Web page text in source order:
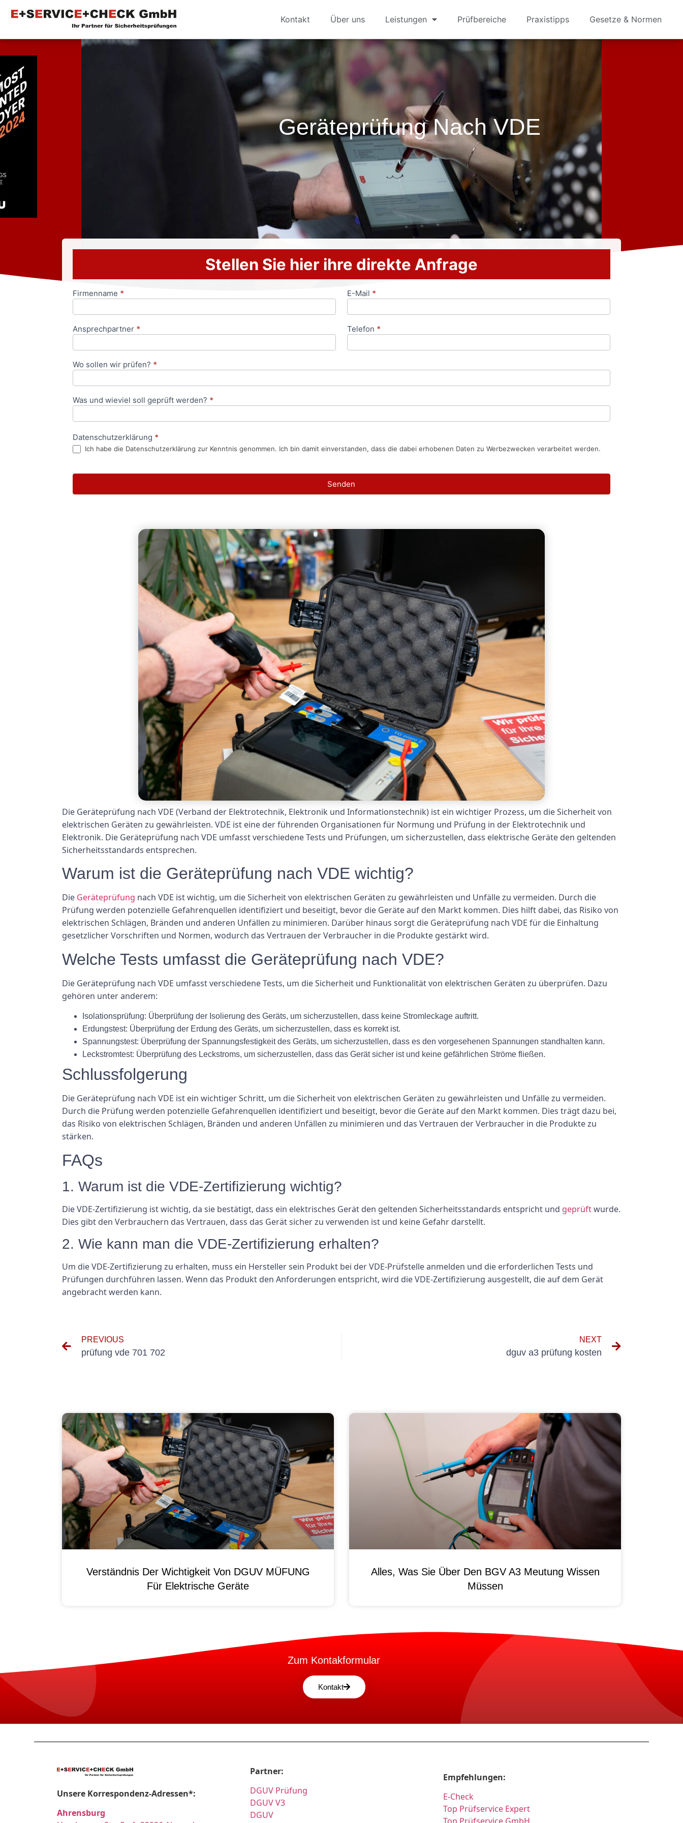
Kontakt Über uns Leistungen Prüfbereiche Praxistipps Gesetze & Normen
Geräteprüfung Nach VDE
Stellen Sie hier ihre direkte Anfrage
Anfrageformular
Firmenname * E-Mail *
Ansprechpartner * Telefon *
Wo sollen wir prüfen? *
Was und wieviel soll geprüft werden? *
Datenschutzerklärung *
Ich habe die Datenschutzerklärung zur Kenntnis genommen. Ich bin damit einverstanden, dass die dabei erhobenen Daten zu Werbezwecken verarbeitet werden.
Senden
Die Geräteprüfung nach VDE (Verband der Elektrotechnik, Elektronik und Informationstechnik) ist ein wichtiger Prozess, um die Sicherheit von
elektrischen Geräten zu gewährleisten. VDE ist eine der führenden Organisationen für Normung und Prüfung in der Elektrotechnik und
Elektronik. Die Geräteprüfung nach VDE umfasst verschiedene Tests und Prüfungen, um sicherzustellen, dass elektrische Geräte den geltenden
Sicherheitsstandards entsprechen.
Warum ist die Geräteprüfung nach VDE wichtig?
Die Geräteprüfung nach VDE ist wichtig, um die Sicherheit von elektrischen Geräten zu gewährleisten und Unfälle zu vermeiden. Durch die
Prüfung werden potenzielle Gefahrenquellen identifiziert und beseitigt, bevor die Geräte auf den Markt kommen. Dies hilft dabei, das Risiko von
elektrischen Schlägen, Bränden und anderen Unfällen zu minimieren. Darüber hinaus sorgt die Geräteprüfung nach VDE für die Einhaltung
gesetzlicher Vorschriften und Normen, wodurch das Vertrauen der Verbraucher in die Produkte gestärkt wird.
Welche Tests umfasst die Geräteprüfung nach VDE?
Die Geräteprüfung nach VDE umfasst verschiedene Tests, um die Sicherheit und Funktionalität von elektrischen Geräten zu überprüfen. Dazu
gehören unter anderem:
Isolationsprüfung: Überprüfung der Isolierung des Geräts, um sicherzustellen, dass keine Stromleckage auftritt.
Erdungstest: Überprüfung der Erdung des Geräts, um sicherzustellen, dass es korrekt ist.
Spannungstest: Überprüfung der Spannungsfestigkeit des Geräts, um sicherzustellen, dass es den vorgesehenen Spannungen standhalten kann.
Leckstromtest: Überprüfung des Leckstroms, um sicherzustellen, dass das Gerät sicher ist und keine gefährlichen Ströme fließen.
Schlussfolgerung
Die Geräteprüfung nach VDE ist ein wichtiger Schritt, um die Sicherheit von elektrischen Geräten zu gewährleisten und Unfälle zu vermeiden.
Durch die Prüfung werden potenzielle Gefahrenquellen identifiziert und beseitigt, bevor die Geräte auf den Markt kommen. Dies trägt dazu bei,
das Risiko von elektrischen Schlägen, Bränden und anderen Unfällen zu minimieren und das Vertrauen der Verbraucher in die Produkte zu
stärken.
FAQs
1. Warum ist die VDE-Zertifizierung wichtig?
Die VDE-Zertifizierung ist wichtig, da sie bestätigt, dass ein elektrisches Gerät den geltenden Sicherheitsstandards entspricht und geprüftwurde.
Dies gibt den Verbrauchern das Vertrauen, dass das Gerät sicher zu verwenden ist und keine Gefahr darstellt.
2. Wie kann man die VDE-Zertifizierung erhalten?
Um die VDE-Zertifizierung zu erhalten, muss ein Hersteller sein Produkt bei der VDE-Prüfstelle anmelden und die erforderlichen Tests und
Prüfungen durchführen lassen. Wenn das Produkt den Anforderungen entspricht, wird die VDE-Zertifizierung ausgestellt, die auf dem Gerät
angebracht werden kann.
PREVIOUS
prüfung vde 701 702
NEXT
dguv a3 prüfung kosten
Verständnis Der Wichtigkeit Von DGUV MÜFUNG
Für Elektrische Geräte
Alles, Was Sie Über Den BGV A3 Meutung Wissen
Müssen
Zum Kontakformular
Kontakt
Unsere Korrespondenz-Adressen*:
Ahrensburg
Partner:
DGUV Prüfung
DGUV V3
DGUV
Empfehlungen:
E-Check
Top Prüfservice Expert